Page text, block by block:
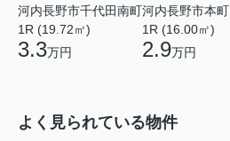
河内長野市千代田南町
1R (19.72㎡)
3.3万円
河内長野市本町
1R (16.00㎡)
2.9万円
よく見られている物件